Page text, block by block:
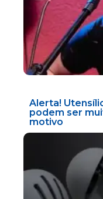
Alerta!
podem ser
motivo